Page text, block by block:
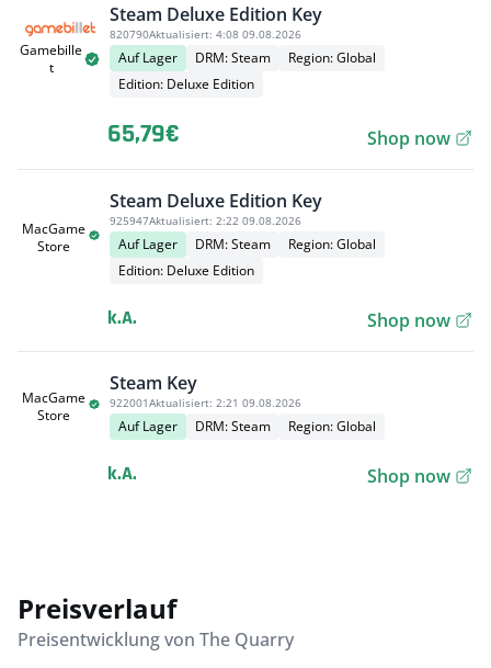
Gamebille
t
Steam Deluxe Edition Key
820790Aktualisiert: 4:08 09.08.2026
Auf Lager DRM: Steam
Region: Global
Edition: Deluxe Edition
65,79€ Shop now
MacGame
Store
Steam Deluxe Edition Key
925947Aktualisiert: 2:22 09.08.2026
Auf Lager DRM: Steam
Region: Global
Edition: Deluxe Edition
k.A. Shop now
MacGame
Store
Steam Key
922001Aktualisiert: 2:21 09.08.2026
Auf Lager DRM: Steam Region: Global
k.A. Shop now
Preisverlauf
Preisentwicklung von The Quarry